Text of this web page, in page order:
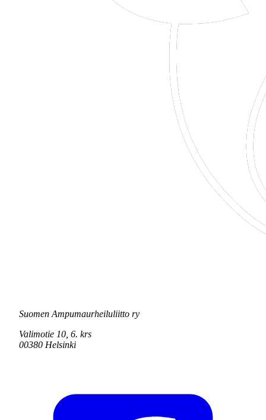
Suomen Ampumaurheiluliitto ry
Valimotie 10, 6. krs
00380 Helsinki